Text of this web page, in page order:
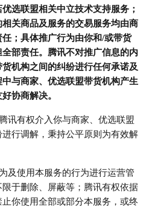
选联盟相关中立技术支持服务；
关商品及服务的交易服务均由商
；具体推广行为由你和/或带货
部责任。腾讯不对推广信息的内
机构之间的纠纷进行任何承诺及
与商家、优选联盟带货机构产生
协商解决。
讯有权介入你与商家、优选联盟
行调解，秉持公平原则为有效解
及使用本服务的行为进行运营管
于删除、屏蔽等；腾讯有权依据
你使用全部或部分本服务，或终